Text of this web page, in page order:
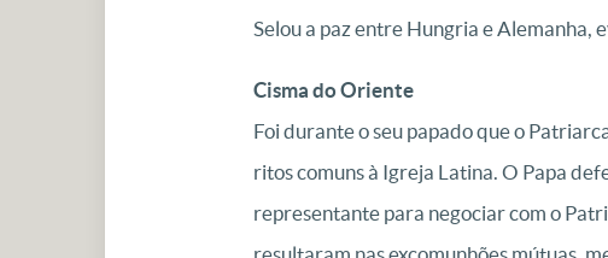
Selou a paz entre Hungria e Alemanha,
Cisma do Oriente
Foi durante o seu papado que o
ritos comuns à Igreja Latina. O Papa
representante para negociar com o